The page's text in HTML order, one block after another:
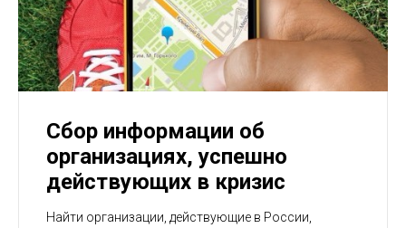
Сбор информации об
организациях, успешно
действующих в кризис
Найти организации, действующие в России,